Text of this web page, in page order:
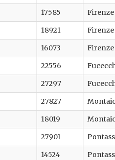
17585 Firenze
18921 Firenze
16073 Firenze
22556
27297
27827
18019
27901
14524